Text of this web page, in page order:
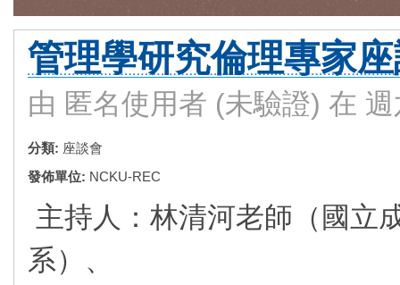
管理學研究倫理專家
由 匿名使用者 (未驗證) 在
分類: 座談會
發佈單位: NCKU-REC
主持人：林清河老師（國立
系）、